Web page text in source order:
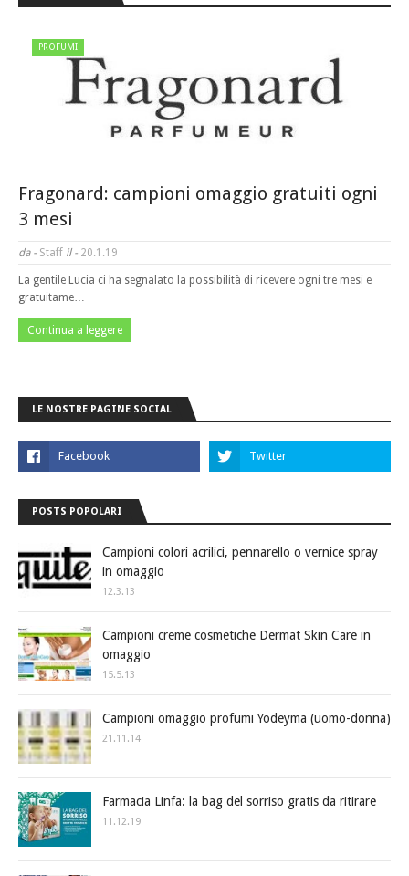
PROFUMI
Fragonard: campioni omaggio gratuiti ogni
3 mesi
da - Staff il - 20.1.19
La gentile Lucia ci ha segnalato la possibilità di ricevere ogni tre mesi e
gratuitame…
Continua a leggere
LE NOSTRE PAGINE SOCIAL
POSTS POPOLARI
Campioni colori acrilici, pennarello o vernice spray
in omaggio
12.3.13
Campioni creme cosmetiche Dermat Skin Care in
omaggio
15.5.13
Campioni omaggio profumi Yodeyma (uomo-donna)
21.11.14
Farmacia Linfa: la bag del sorriso gratis da ritirare
11.12.19